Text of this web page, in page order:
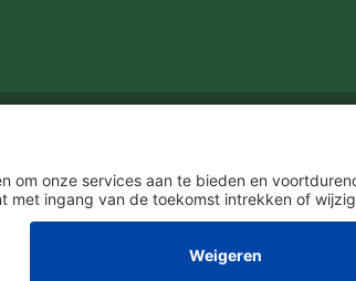
Ik ga akkoord met het